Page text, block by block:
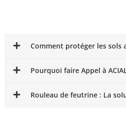
Comment protéger les sols
Pourquoi faire Appel à
Rouleau de feutrine : La